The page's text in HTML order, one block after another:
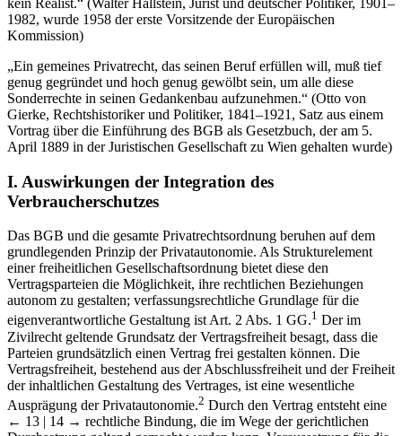
1982, wurde 1958 der erste Vorsitzende der Europäischen
Kommission)
„Ein gemeines Privatrecht, das seinen Beruf erfüllen will, muß tief
genug gegründet und hoch genug gewölbt sein, um alle diese
Sonderrechte in seinen Gedankenbau aufzunehmen.“ (Otto von
Gierke, Rechtshistoriker und Politiker, 1841–1921, Satz aus einem
Vortrag über die Einführung des BGB als Gesetzbuch, der am 5.
April 1889 in der Juristischen Gesellschaft zu Wien gehalten wurde)
I. Auswirkungen der Integration des
Verbraucherschutzes
Das BGB und die gesamte Privatrechtsordnung beruhen auf dem
grundlegenden Prinzip der Privatautonomie. Als Strukturelement
einer freiheitlichen Gesellschaftsordnung bietet diese den
Vertragsparteien die Möglichkeit, ihre rechtlichen Beziehungen
autonom zu gestalten; verfassungsrechtliche Grundlage für die
eigenverantwortliche Gestaltung ist Art. 2 Abs. 1 GG.1 Der im
Zivilrecht geltende Grundsatz der Vertragsfreiheit besagt, dass die
Parteien grundsätzlich einen Vertrag frei gestalten können. Die
Vertragsfreiheit, bestehend aus der Abschlussfreiheit und der Freiheit
der inhaltlichen Gestaltung des Vertrages, ist eine wesentliche
Ausprägung der Privatautonomie.2 Durch den Vertrag entsteht eine
← 13 | 14 → rechtliche Bindung, die im Wege der gerichtlichen